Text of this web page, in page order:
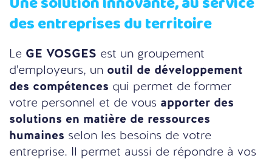
des entreprises du territoire
Le GE VOSGES est un groupement
d'employeurs, un outil de développement
des compétences qui permet de former
votre personnel et de vous apporter des
solutions en matière de ressources
humaines selon les besoins de votre
entreprise. Il permet aussi de répondre à vos